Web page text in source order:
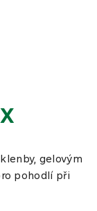
gelovým
pohodlí při